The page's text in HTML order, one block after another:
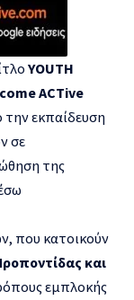
YOUTH
ACTive
την εκπαίδευση
σε
της
που κατοικούν
και
εμπλοκής